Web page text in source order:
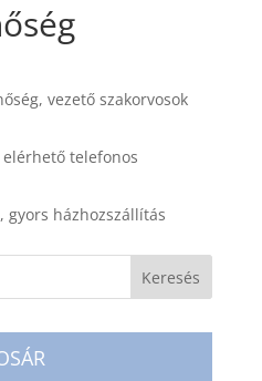
vezető szakorvosok
telefonos
gyors házhozszállítás